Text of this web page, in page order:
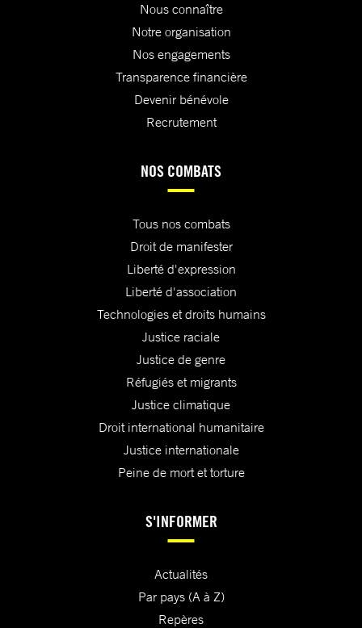
Nous connaître
Notre organisation
Nos engagements
Transparence financière
Devenir bénévole
Recrutement
NOS COMBATS
Tous nos combats
Droit de manifester
Liberté d'expression
Liberté d'association
Technologies et droits humains
Justice raciale
Justice de genre
Réfugiés et migrants
Justice climatique
Droit international humanitaire
Justice internationale
Peine de mort et torture
S'INFORMER
Actualités
Par pays (A à Z)
Repères